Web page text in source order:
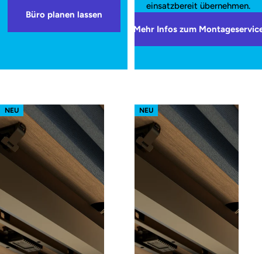
Büro planen lassen
einsatzbereit übernehmen.
Mehr Infos zum
s52 focus – Gestell Weiß (glatt)
NEU s52 focus – Gestell Schwarz (glatt)
NEU